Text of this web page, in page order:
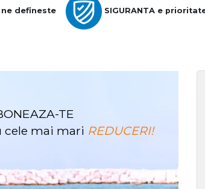
ne defineste SIGURANTA e
TE
cele mai mari REDUCERI!